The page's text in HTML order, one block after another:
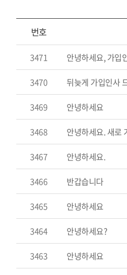
번호
3471 안녕하세요, 가입
3470 뒤늦게 가입인사
3469 안녕하세요
3468 안녕하세요. 새로
3467 안녕하세요.
3466 반갑습니다
3465 안녕하세요
3464 안녕하세요?
3463 안녕하세요